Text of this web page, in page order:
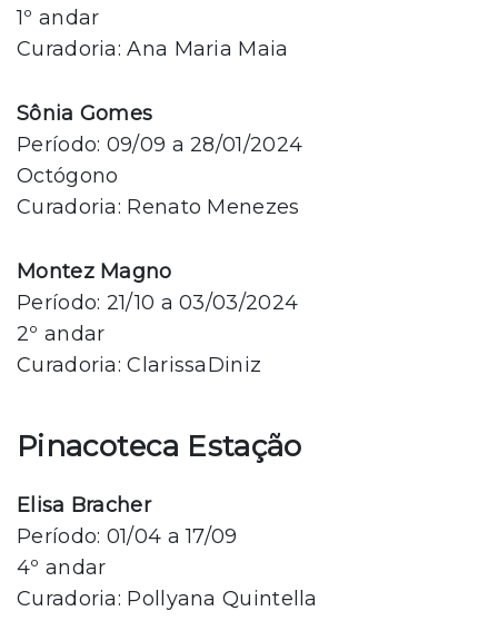
1º andar
Curadoria: Ana Maria Maia
Sônia Gomes
Período: 09/09 a 28/01/2024
Octógono
Curadoria: Renato Menezes
Montez Magno
Período: 21/10 a 03/03/2024
2º andar
Curadoria: ClarissaDiniz
Pinacoteca Estação
Elisa Bracher
Período: 01/04 a 17/09
4º andar
Curadoria: Pollyana Quintella